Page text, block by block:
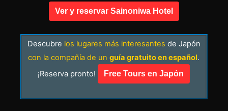
Ver y reservar Sainoniwa Hotel
Descubre los lugares más interesantes de Japón
con la compañía de unguía gratuito en español.
¡Reserva pronto!
Free Tours en Japón